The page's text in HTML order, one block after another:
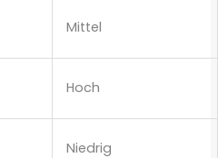
Mittel
Hoch
Niedrig